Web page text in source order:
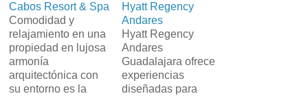
Cabos Resort & Spa
Comodidad y
relajamiento en una
propiedad en lujosa
armonía
arquitectónica con
su entorno es la
Hyatt Regency
Andares
Hyatt Regency
Andares
Guadalajara ofrece
experiencias
diseñadas para